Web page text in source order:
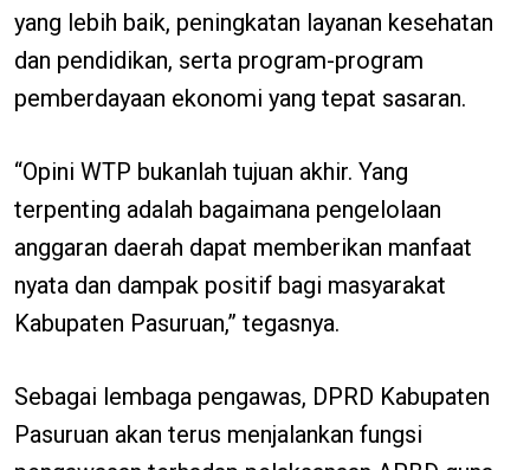
yang lebih baik, peningkatan layanan kesehatan
dan pendidikan, serta program-program
pemberdayaan ekonomi yang tepat sasaran.
“Opini WTP bukanlah tujuan akhir. Yang
terpenting adalah bagaimana pengelolaan
anggaran daerah dapat memberikan manfaat
nyata dan dampak positif bagi masyarakat
Kabupaten Pasuruan,” tegasnya.
Sebagai lembaga pengawas, DPRD Kabupaten
Pasuruan akan terus menjalankan fungsi